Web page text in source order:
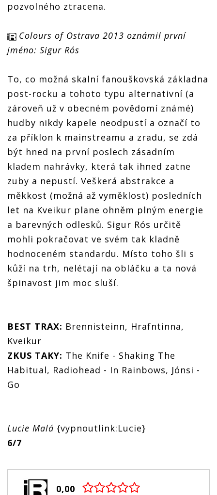
pozvolného ztracena.
Colours of Ostrava 2013 oznámil první
jméno: Sigur Rós
To, co možná skalní fanouškovská základna
post-rocku a tohoto typu alternativní (a
zároveň už v obecném povědomí známé)
hudby nikdy kapele neodpustí a označí to
za příklon k mainstreamu a zradu, se zdá
být hned na první poslech zásadním
kladem nahrávky, která tak ihned zatne
zuby a nepustí. Veškerá abstrakce a
měkkost (možná až vyměklost) posledních
let na Kveikur plane ohněm plným energie
a barevných odlesků. Sigur Rós určitě
mohli pokračovat ve svém tak kladně
hodnoceném standardu. Místo toho šli s
kůží na trh, nelétají na obláčku a ta nová
špinavost jim moc sluší.
BEST TRAX: Brennisteinn, Hrafntinna,
Kveikur
ZKUS TAKY: The Knife - Shaking The
Habitual, Radiohead - In Rainbows, Jónsi -
Go
Lucie Malá {vypnoutlink:Lucie}
6/7
0,00